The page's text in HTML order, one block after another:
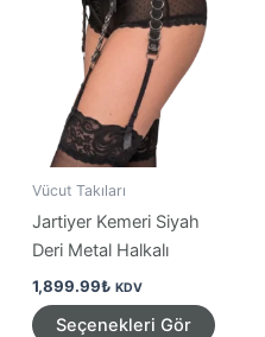
Vücut Takıları
Jartiyer Kemeri Siyah
Deri Metal Halkalı
1,899.99₺ KDV
Seçenekleri Gör
Bu